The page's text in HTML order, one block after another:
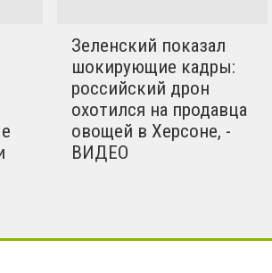
страны.
Зеленский показал
шокирующие кадры:
российский дрон
охотился на продавца
овощей в Херсоне, -
ВИДЕО